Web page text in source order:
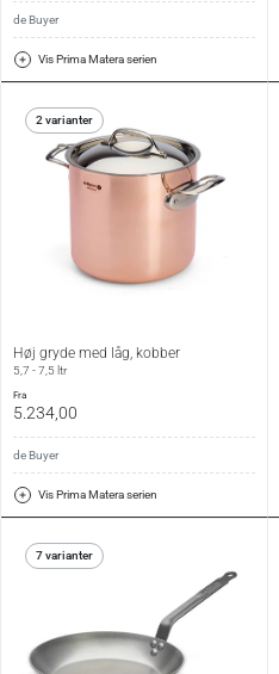
de Buyer
Vis Prima Matera serien
2 varianter
Høj gryde med låg, kobber
5,7 - 7,5 ltr
fra
5.234,00
de Buyer
Vis Prima Matera serien
7 varianter